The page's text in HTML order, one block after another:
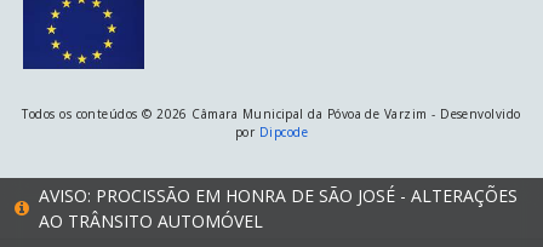
Todos os conteúdos © 2026 Câmara Municipal da Póvoa de Varzim - Desenvolvido
por Dipcode
AVISO: PROCISSÃO EM HONRA DE SÃO JOSÉ - ALTERAÇÕES
AO TRÂNSITO AUTOMÓVEL